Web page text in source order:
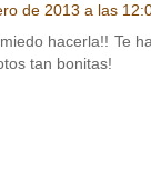
de 2013 a las
hacerla!! Te
tan bonitas!